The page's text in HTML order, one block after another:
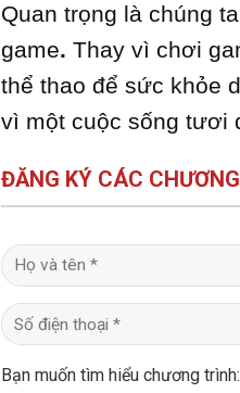
Quan trọng là chúng
game. Thay vì chơi
thể thao để sức khỏe
vì một cuộc sống tươi
ĐĂNG KÝ CÁC
Bạn muốn tìm hiểu chương trình: